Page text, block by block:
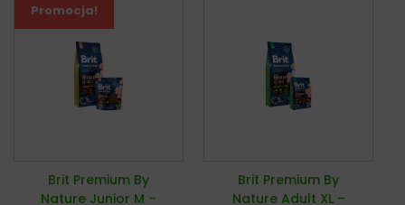
Promocja!
Brit Premium By
Nature Junior M –
Brit Premium By
Nature Adult XL –